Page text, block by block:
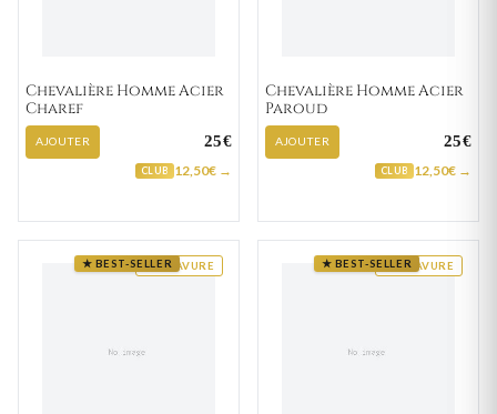
Chevalière Homme Acier
Charef
AJOUTER 25€
CLUB 12,50€ →
Chevalière Homme Acier
Paroud
AJOUTER 25€
CLUB 12,50€ →
GRAVURE
★ BEST-SELLER GRAVURE
★ BEST-SELLER